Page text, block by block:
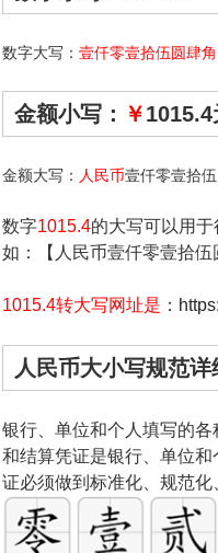
数字大写： 壹仟零壹拾伍圆肆角
金额小写： ￥1015.4
金额大写： 人民币壹仟零壹拾
数字1015.4的大写可以用
如：【人民币壹仟零壹拾伍
1015.4转大写网址是 ：
人民币大小写规范详
银行、单位和个人填写的
和结算凭证是银行、单位
证必须做到标准化、规范化